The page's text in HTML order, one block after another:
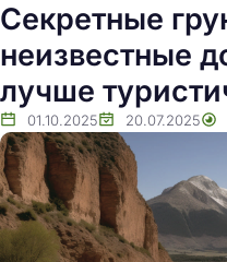
Секретные
неизвестные
лучше
01.10.2025 20.07.2025